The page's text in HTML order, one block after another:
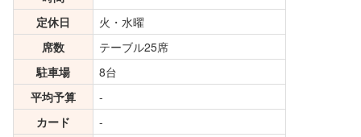
定休日
火・水曜
席数
テーブル25席
駐車場
8台
平均予算
-
カード
-